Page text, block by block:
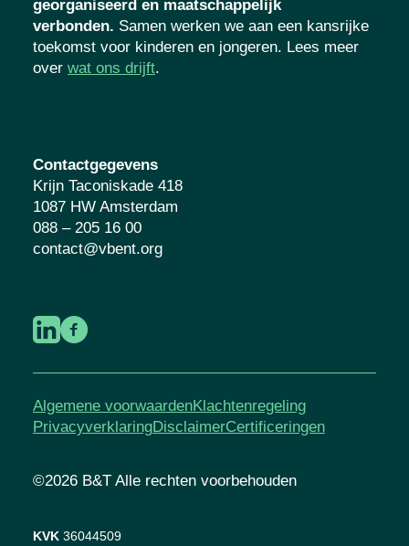
georganiseerd en maatschappelijk
verbonden. Samen werken we aan een kansrijke
toekomst voor kinderen en jongeren. Lees meer
over wat ons drijft.
Contactgegevens
Krijn Taconiskade 418
1087 HW Amsterdam
088 – 205 16 00
contact@vbent.org
Algemene voorwaardenKlachtenregeling
PrivacyverklaringDisclaimerCertificeringen
©2026 B&T Alle rechten voorbehouden
KVK 36044509